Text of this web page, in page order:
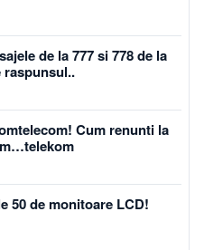
de la 777 si 778 de la
raspunsul..
Cum renunti la
50 de monitoare LCD!